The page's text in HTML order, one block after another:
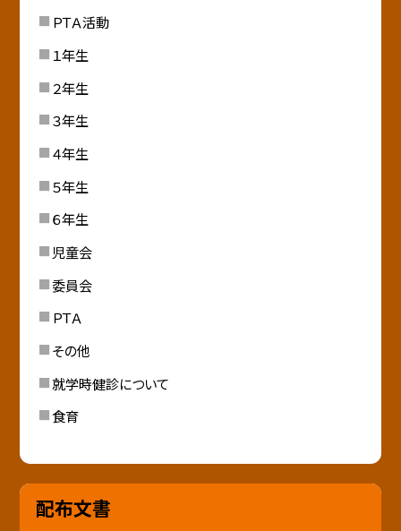
ＰＴＡ活動
１年生
２年生
３年生
４年生
５年生
６年生
児童会
委員会
ＰＴＡ
その他
就学時健診について
食育
配布文書